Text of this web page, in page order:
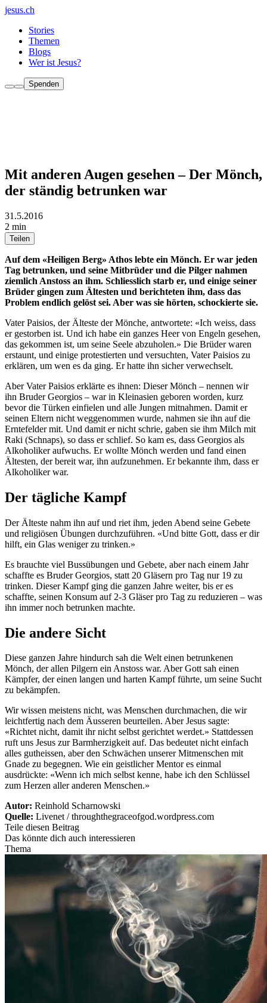
jesus.ch
Stories
Themen
Blogs
Wer ist Jesus?
Spenden
Mit anderen Augen gesehen – Der Mönch,
der ständig betrunken war
31.5.2016
2 min
Teilen
Auf dem «Heiligen Berg» Athos lebte ein Mönch. Er war jeden
Tag betrunken, und seine Mitbrüder und die Pilger nahmen
ziemlich Anstoss an ihm. Schliesslich starb er, und einige seiner
Brüder gingen zum Ältesten und berichteten ihm, dass das
Problem endlich gelöst sei. Aber was sie hörten, schockierte sie.
Vater Paisios, der Älteste der Mönche, antwortete: «Ich weiss, dass
er gestorben ist. Und ich habe ein ganzes Heer von Engeln gesehen,
das gekommen ist, um seine Seele abzuholen.» Die Brüder waren
erstaunt, und einige protestierten und versuchten, Vater Paisios zu
erklären, um wen es da ging. Er hatte ihn sicher verwechselt.
Aber Vater Paisios erklärte es ihnen: Dieser Mönch – nennen wir
ihn Bruder Georgios – war in Kleinasien geboren worden, kurz
bevor die Türken einfielen und alle Jungen mitnahmen. Damit er
seinen Eltern nicht weggenommen wurde, nahmen sie ihn auf die
Erntefelder mit. Und damit er nicht schrie, gaben sie ihm Milch mit
Raki (Schnaps), so dass er schlief. So kam es, dass Georgios als
Alkoholiker aufwuchs. Er wollte Mönch werden und fand einen
Ältesten, der bereit war, ihn aufzunehmen. Er bekannte ihm, dass er
Alkoholiker war.
Der tägliche Kampf
Der Älteste nahm ihn auf und riet ihm, jeden Abend seine Gebete
und religiösen Übungen durchzuführen. «Und bitte Gott, dass er dir
hilft, ein Glas weniger zu trinken.»
Es brauchte viel Bussübungen und Gebete, aber nach einem Jahr
schaffte es Bruder Georgios, statt 20 Gläsern pro Tag nur 19 zu
trinken. Dieser Kampf ging die ganzen Jahre weiter, bis er es
schaffte, seinen Konsum auf 2-3 Gläser pro Tag zu reduzieren – was
ihn immer noch betrunken machte.
Die andere Sicht
Diese ganzen Jahre hindurch sah die Welt einen betrunkenen
Mönch, der allen Pilgern ein Anstoss war. Aber Gott sah einen
Kämpfer, der einen langen und harten Kampf führte, um seine Sucht
zu bekämpfen.
Wir wissen meistens nicht, was Menschen durchmachen, die wir
leichtfertig nach dem Äusseren beurteilen. Aber Jesus sagte:
«Richtet nicht, damit ihr nicht selbst gerichtet werdet.» Stattdessen
ruft uns Jesus zur Barmherzigkeit auf. Das bedeutet nicht einfach
alles gutheissen, aber den Schwächen unserer Mitmenschen mit
Gnade zu begegnen. Wie ein geistlicher Mentor es einmal
ausdrückte: «Wenn ich mich selbst kenne, habe ich den Schlüssel
zum Herzen aller anderen Menschen.»
Autor: Reinhold Scharnowski
Quelle: Livenet / throughthegraceofgod.wordpress.com
Teile diesen Beitrag
Das könnte dich auch interessieren
Thema